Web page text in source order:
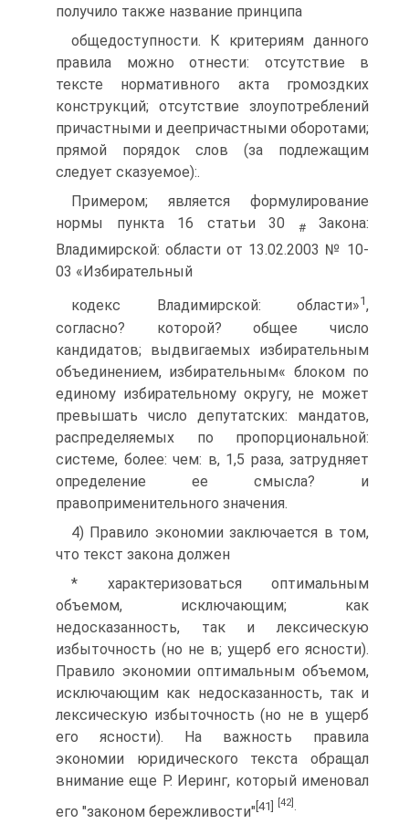
получило также название принципа
общедоступности. К критериям данного
правила можно отнести: отсутствие в
тексте нормативного акта громоздких
конструкций; отсутствие злоупотреблений
причастными и деепричастными оборотами;
прямой порядок слов (за подлежащим
следует сказуемое):.
Примером; является формулирование
нормы пункта 16 статьи 30
#Закона:
Владимирской: области от 13.02.2003 № 10-
03 «Избирательный
кодекс Владимирской: области»1,
согласно? которой? общее число
кандидатов; выдвигаемых избирательным
объединением, избирательным« блоком по
единому избирательному округу, не может
превышать число депутатских: мандатов,
распределяемых по пропорциональной:
системе, более: чем: в, 1,5 раза, затрудняет
определение ее смысла? и
правоприменительного значения.
4) Правило экономии заключается в том,
что текст закона должен
* характеризоваться оптимальным
объемом, исключающим; как
недосказанность, так и лексическую
избыточность (но не в; ущерб его ясности).
Правило экономии оптимальным объемом,
исключающим как недосказанность, так и
лексическую избыточность (но не в ущерб
его ясности). На важность правила
экономии юридического текста обращал
внимание еще Р. Иеринг, который именовал
его "законом бережливости" [41] [42] .